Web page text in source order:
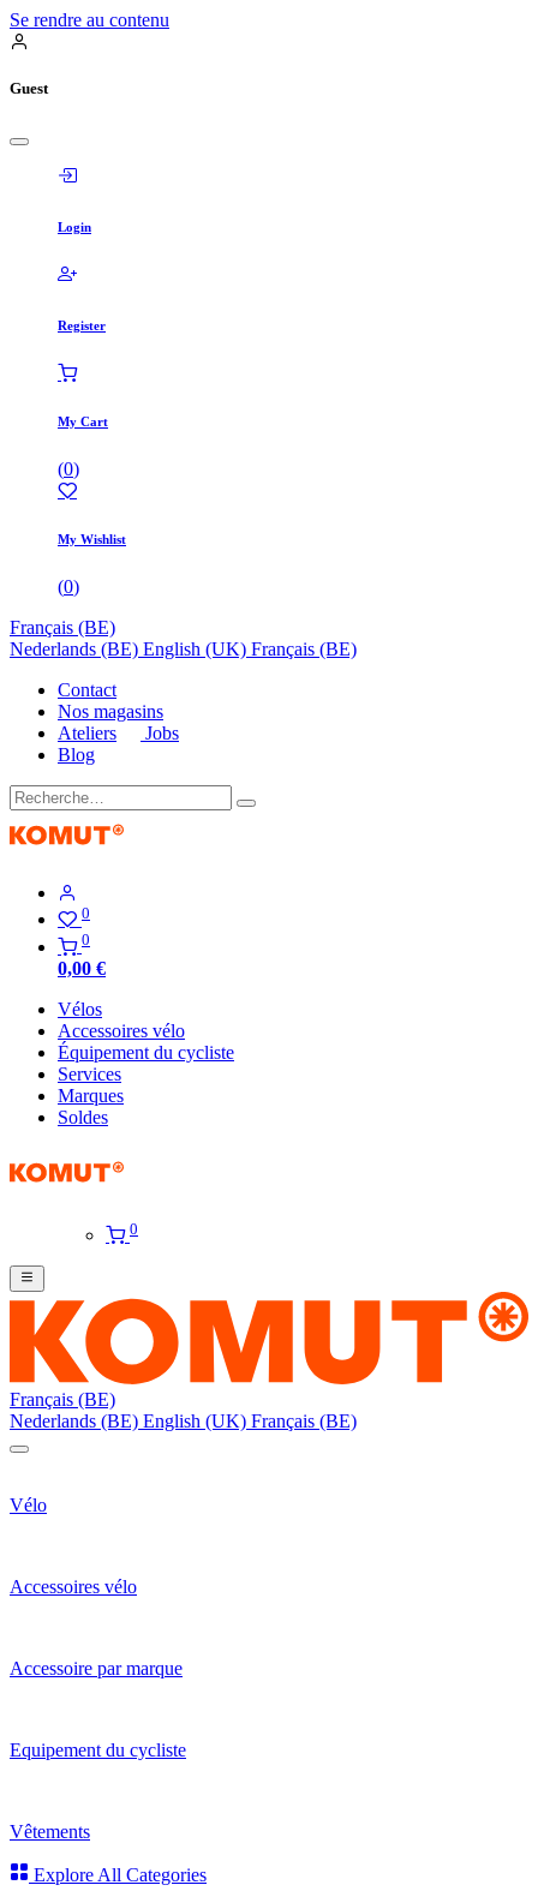
Se rendre au contenu
Guest
Login
Register
My Cart
(0)
My Wishlist
(0)
Français (BE)
Nederlands (BE) English (UK) Français (BE)
Contact
Nos magasins
Ateliers
Jobs
Blog
0
0
0,00 €
Vélos
Accessoires vélo
Équipement du cycliste
Services
Marques
Soldes
0
Français (BE)
Nederlands (BE) English (UK) Français (BE)
Vélo
Accessoires vélo
Accessoire par marque
Equipement du cycliste
Vêtements
Explore All Categories